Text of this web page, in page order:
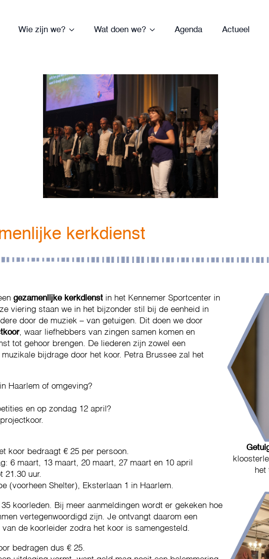
Wie zijn we? Wat doen we? Agenda Actueel
kerkdienst
gezamenlijke kerkdienst in het Kennemer Sportcenter in
viering staan we in het bijzonder stil bij de eenheid in
door de muziek – van getuigen. Dit doen we door
, waar liefhebbers van zingen samen komen en
tot gehoor brengen. De liederen zijn zowel een
bijdrage door het koor. Petra Brussee zal het
Haarlem of omgeving?
en op zondag 12 april?
koor bedraagt € 25 per persoon.
6 maart, 13 maart, 20 maart, 27 maart en 10 april
21.30 uur.
(voorheen Shelter), Eksterlaan 1 in Haarlem.
koorleden. Bij meer aanmeldingen wordt er gekeken hoe
vertegenwoordigd zijn. Je ontvangt daarom een
de koorleider zodra het koor is samengesteld.
bedragen dus € 25.
het